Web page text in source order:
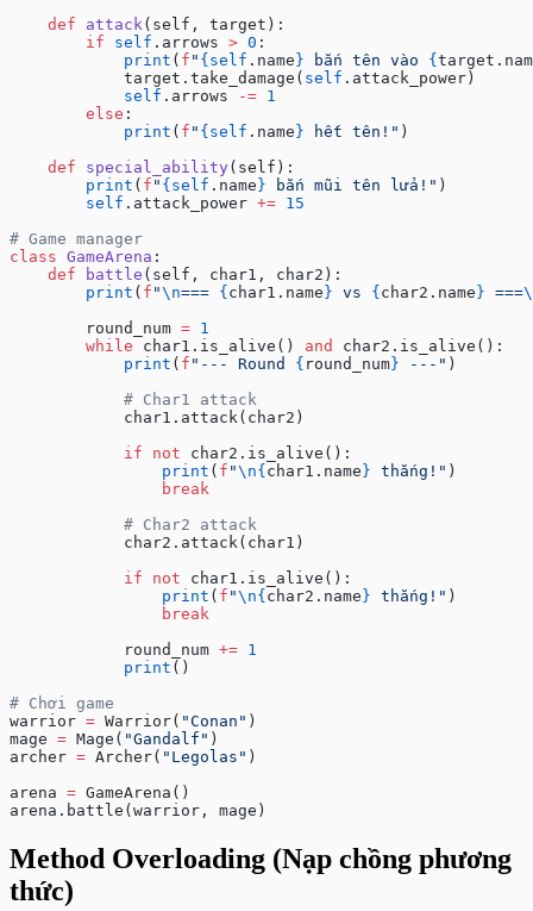
    def
attack(self, target):
        if
self .arrows > 0 :
            print
( f " {self .name } bắn tên vào {
            target.take_damage(
self .attack_power)
            self
.arrows -= 1
        else
:
            print
( f " {self .name } hết tên!" )
    def
special_ability(self):
        print
( f " {self .name } bắn mũi tên lửa!" )
        self
.attack_power += 15
# Game manager
class GameArena :
    def
battle (self, char1, char2):
        print
( f "\n=== { char1.name } vs { char2.name } ===
        round_num
= 1
        while
char1.is_alive() and
char2.is_alive():
            print
( f "--- Round { round_num} ---" )
            # Char1 attack
            char1.attack(char2)
            if
not char2.is_alive():
                print
( f "\n{ char1.name } thắng!" )
                break
            # Char2 attack
            char2.attack(char1)
            if
not char1.is_alive():
                print
( f "\n{ char2.name } thắng!" )
                break
            round_num
+= 1
            print
()
# Chơi game
warrior = Warrior( "Conan" )
mage = Mage( "Gandalf" )
archer = Archer( "Legolas" )
arena = GameArena()
arena.battle(warrior, mage)
Method Overloading (Nạp chồng phương
thức)